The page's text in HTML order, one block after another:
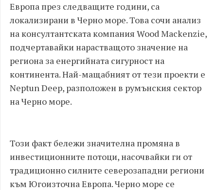
Европа през следващите години, са
локализирани в Черно море. Това сочи анализ
на консултантската компания Wood Mackenzie,
подчертавайки нарастващото значение на
региона за енергийната сигурност на
континента. Най-мащабният от тези проекти е
Neptun Deep, разположен в румънския сектор
на Черно море.
Този факт бележи значителна промяна в
инвестиционните потоци, насочвайки ги от
традиционно силните северозападни региони
към Югоизточна Европа. Черно море се